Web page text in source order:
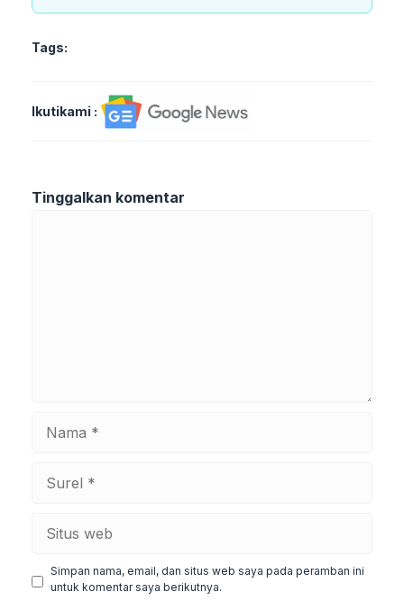
Tags:
Ikutikami :
Tinggalkan komentar
Simpan nama, email, dan situs web saya pada peramban ini
untuk komentar saya berikutnya.